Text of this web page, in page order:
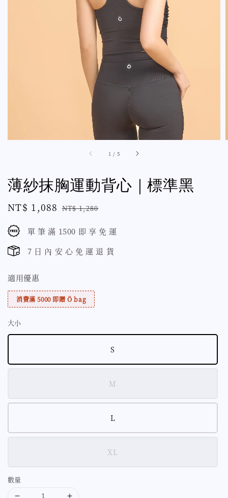
1 / 5
薄紗抹胸運動背心｜標準黑
Sale
NT$ 1,088 Regular
NT$ 1,280
單 筆 滿 1500 即 享 免 運
7 日 內 安 心 免 運 退 貨
適用優惠
消費滿 5000 即贈 Ö bag
大小
S
M
L
XL
數量